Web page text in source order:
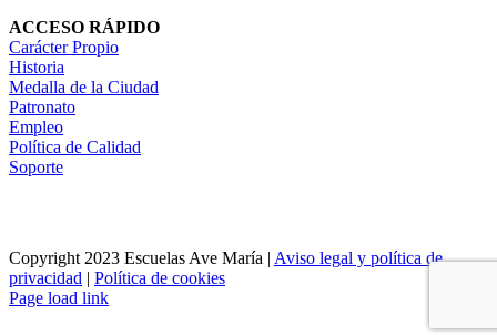
ACCESO RÁPIDO
Carácter Propio
Historia
Medalla de la Ciudad
Patronato
Empleo
Política de Calidad
Soporte
Copyright 2023 Escuelas Ave María | Aviso legal y política de
privacidad | Política de cookies
Page load link